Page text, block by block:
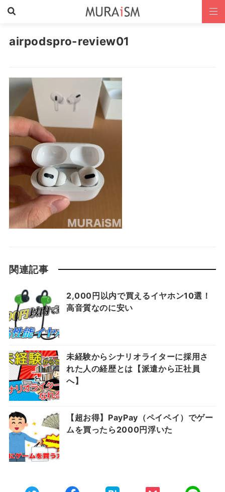
airpodspro-review01
関連記事
2,000円以内で買えるイヤホン10選！
高音質なのに安い
未経験からシナリオライターに採用さ
れた人の経歴とは【派遣から正社員
へ】
【超お得】PayPay（ペイペイ）でゲー
ムを買ったら2000円浮いた